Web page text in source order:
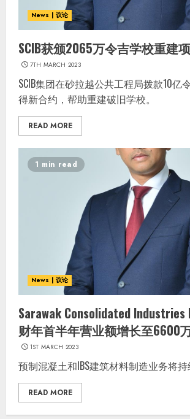
News | 议论
SCIB获颁2065万令吉学校重建
7TH MARCH 2023
SCIB集团在砂拉越公共工程局拨款10亿
得新合约，帮助重建破旧学校。
READ MORE
1 min read
News | 议论
Sarawak Consolidated
财年首半年营业额增长至6600
1ST MARCH 2023
预制混凝土和IBS建筑材料制造业务将持
READ MORE